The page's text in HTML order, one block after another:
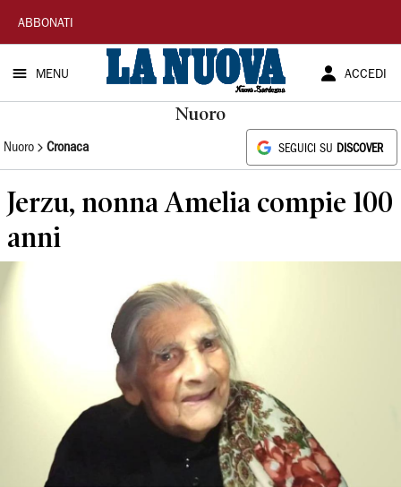
La
Nuova
Sardegna
ABBONATI
MENU ACCEDI
Nuoro
Nuoro Cronaca SEGUICI SU DISCOVER
Jerzu, nonna Amelia compie 100
anni